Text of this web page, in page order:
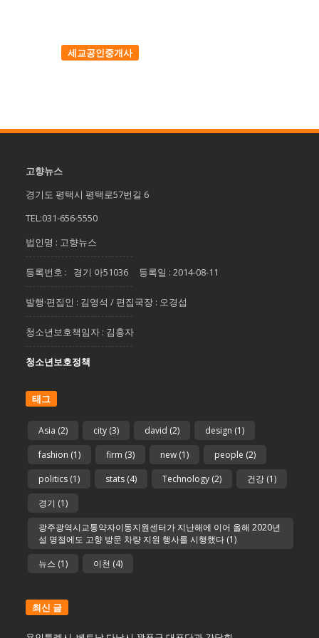
세교공인중개사
고향뉴스
경기도 평택시 평택로57번길 6
TEL:031-656-5550
법인명 : 고향뉴스
등록번호 : 경기 아51036 등록일 : 2014-08-11
발행·편집인 : 김영석 / 편집국장 : 오경섭
청소년보호책임자 : 김홍자
청소년보호정책
태그
Asia (2) city (3) david (2) design (1)
fashion (1) firm (3) new (1) people (2)
politics (1) stats (4) Technology (2) 건강 (1)
경기 (1)
광주광역시교통약자이동지원센터가 지난해에 이어 올해 2020년
설 명절에도 고향 방문 차량 지원 행사를 시행했다 (1)
뉴스 (1) 이천 (4)
최신 글